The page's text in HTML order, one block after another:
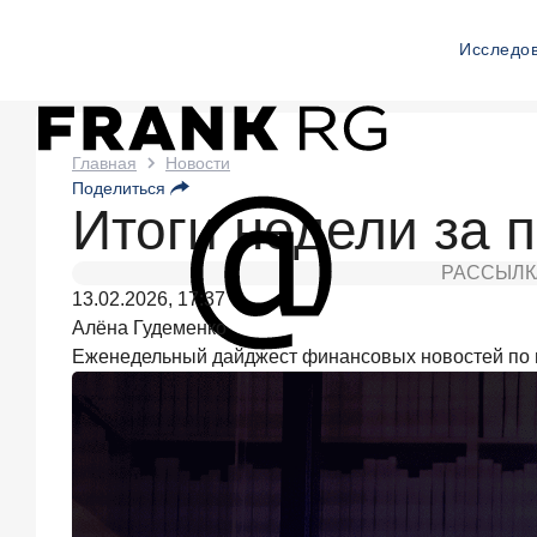
Новости
Frank
RG
Вчера
ИССЛЕДОВАНИЕ
итогам
2026
Главная
Новости
Поделиться
Итоги недели за
13.02.2026, 17:37
Алёна Гудеменко
Еженедельный дайджест финансовых новостей по